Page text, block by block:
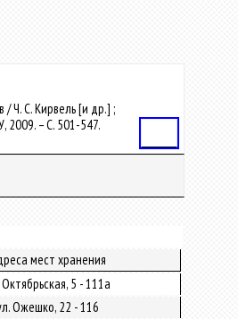
Ч. С. Кирвель [и др.] ;
2009. – С. 501-547.
мест хранения
Октябрьская, 5 - 111а
Ожешко, 22 - 116